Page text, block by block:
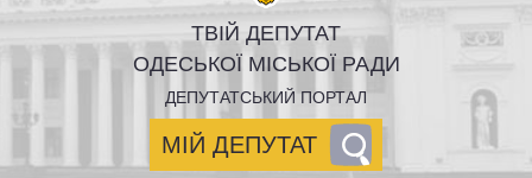
ТВІЙ ДЕПУТАТ
ОДЕСЬКОЇ МІСЬКОЇ РАДИ
ДЕПУТАТСЬКИЙ ПОРТАЛ
МІЙ ДЕПУТАТ